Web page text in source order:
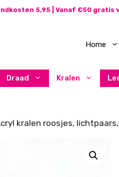
5,95 | Vanaf €50 gratis
Home
Draad Kralen
kralen roosjes,